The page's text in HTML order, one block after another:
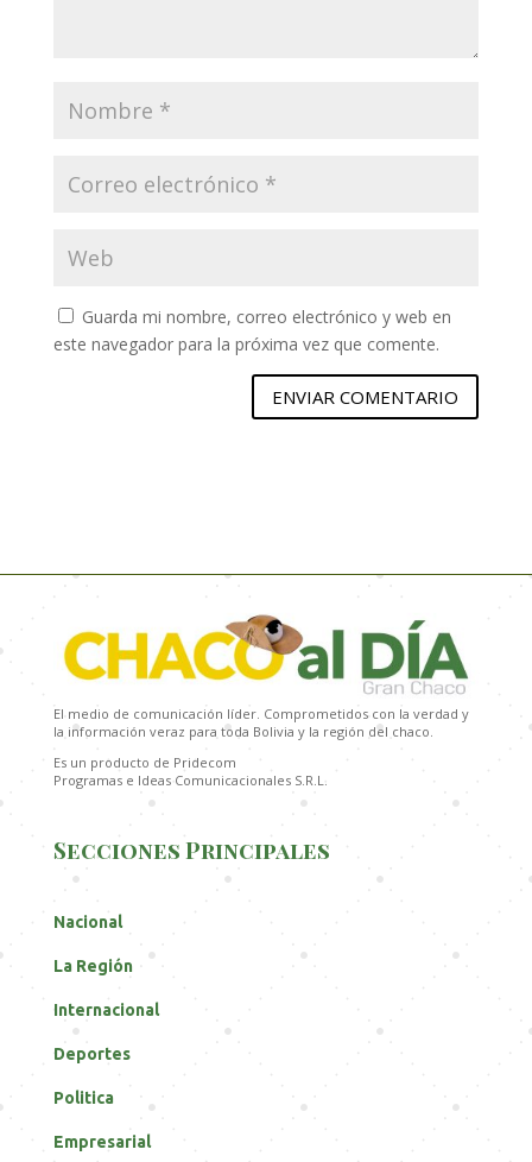
Guarda mi nombre, correo electrónico y web en
este navegador para la próxima vez que comente.
ENVIAR COMENTARIO
El medio de comunicación líder. Comprometidos con la verdad y
la información veraz para toda Bolivia y la región del chaco.
Es un producto de Pridecom
Programas e Ideas Comunicacionales S.R.L.
Secciones Principales
Nacional
La Región
Internacional
Deportes
Politica
Empresarial